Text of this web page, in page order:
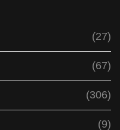
(27)
(67)
(306)
(9)